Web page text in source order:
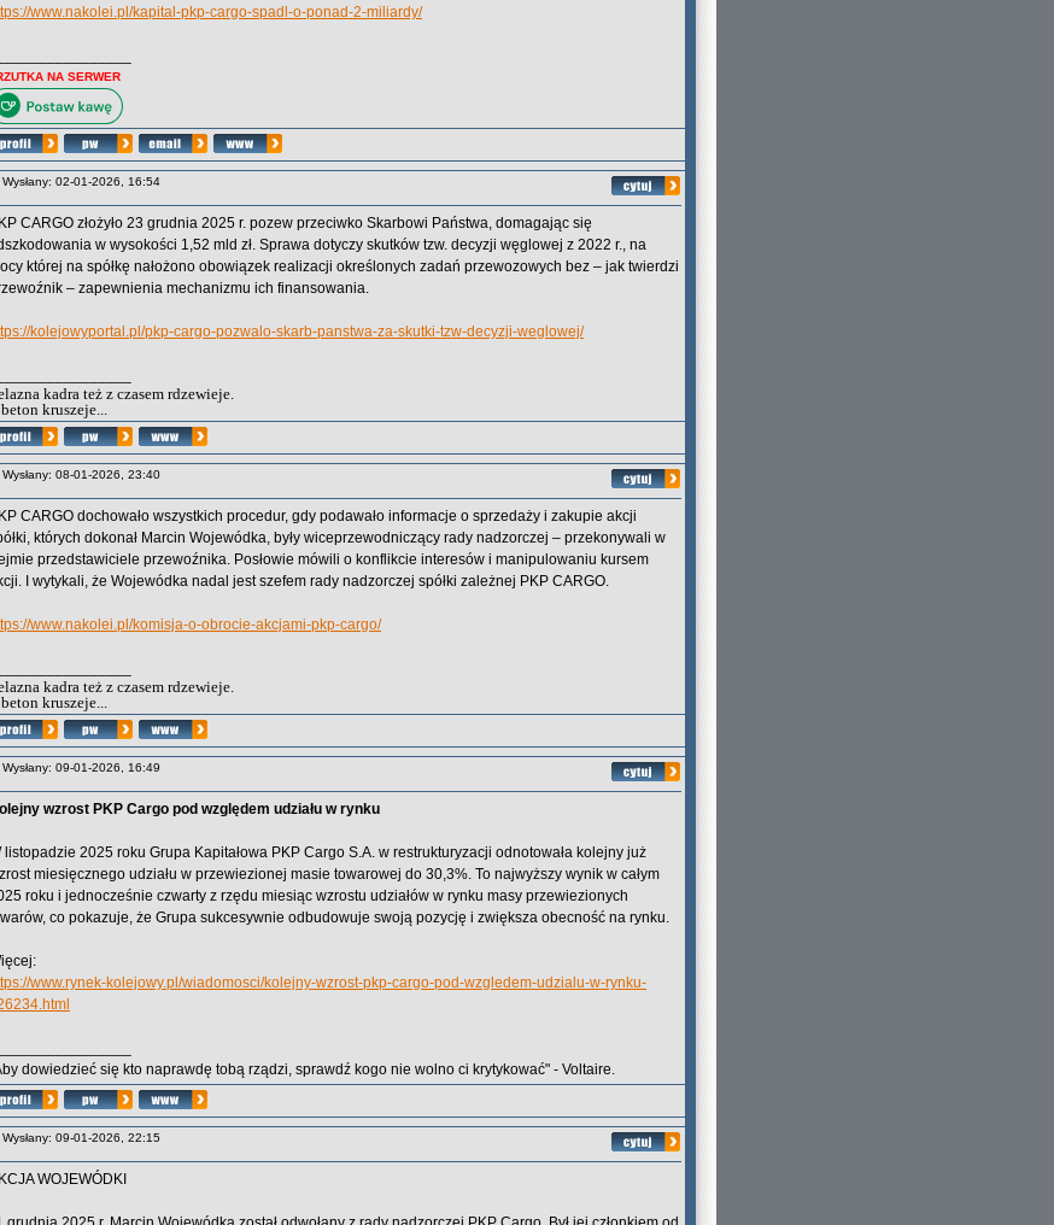
www.nakolei.pl/kapital-pkp-cargo-spadl-o-ponad-2-miliardy/
NA SERWER
Wysłany: 02-01-2026, 16:54
CARGO złożyło 23 grudnia 2025 r. pozew przeciwko Skarbowi Państwa, domagając się
w wysokości 1,52 mld zł. Sprawa dotyczy skutków tzw. decyzji węglowej z 2022 r., na
której na spółkę nałożono obowiązek realizacji określonych zadań przewozowych bez – jak twierdzi
– zapewnienia mechanizmu ich finansowania.
kolejowyportal.pl/pkp-cargo-pozwalo-skarb-panstwa-za-skutki-tzw-decyzji-weglowej/
kadra też z czasem rdzewieje.
kruszeje...
Wysłany: 08-01-2026, 23:40
CARGO dochowało wszystkich procedur, gdy podawało informacje o sprzedaży i zakupie akcji
których dokonał Marcin Wojewódka, były wiceprzewodniczący rady nadzorczej – przekonywali w
przedstawiciele przewoźnika. Posłowie mówili o konflikcie interesów i manipulowaniu kursem
I wytykali, że Wojewódka nadal jest szefem rady nadzorczej spółki zależnej PKP CARGO.
www.nakolei.pl/komisja-o-obrocie-akcjami-pkp-cargo/
kadra też z czasem rdzewieje.
kruszeje...
Wysłany: 09-01-2026, 16:49
wzrost PKP Cargo pod względem udziału w rynku
listopadzie 2025 roku Grupa Kapitałowa PKP Cargo S.A. w restrukturyzacji odnotowała kolejny już
miesięcznego udziału w przewiezionej masie towarowej do 30,3%. To najwyższy wynik w całym
roku i jednocześnie czwarty z rzędu miesiąc wzrostu udziałów w rynku masy przewiezionych
co pokazuje, że Grupa sukcesywnie odbudowuje swoją pozycję i zwiększa obecność na rynku.
www.rynek-kolejowy.pl/wiadomosci/kolejny-wzrost-pkp-cargo-pod-wzgledem-udzialu-w-rynku-
dowiedzieć się kto naprawdę tobą rządzi, sprawdź kogo nie wolno ci krytykować" - Voltaire.
Wysłany: 09-01-2026, 22:15
WOJEWÓDKI